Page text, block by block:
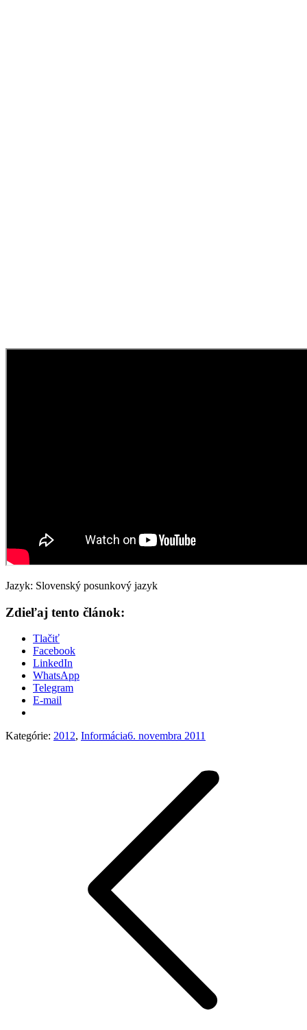
Jazyk: Slovenský posunkový jazyk
Zdieľaj tento článok:
Tlačiť
Facebook
LinkedIn
WhatsApp
Telegram
E-mail
Kategórie: 2012, Informácia6. novembra 2011